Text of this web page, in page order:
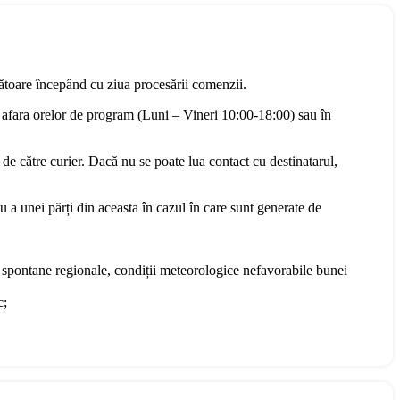
începând cu ziua procesării comenzii.
orelor de program (Luni – Vineri 10:00-18:00) sau în
către curier. Dacă nu se poate lua contact cu destinatarul,
unei părți din aceasta în cazul în care sunt generate de
regionale, condiții meteorologice nefavorabile bunei